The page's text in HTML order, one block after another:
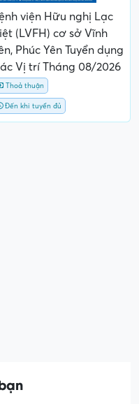
viện Hữu nghị Lạc
(LVFH) cơ sở Vĩnh
Phúc Yên Tuyển dụng
Vị trí Tháng 08/2026
Thoả thuận
Đến khi tuyển đủ